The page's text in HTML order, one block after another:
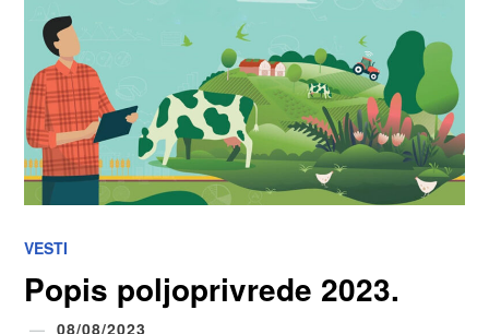
VESTI
Popis poljoprivrede 2023.
08/08/2023